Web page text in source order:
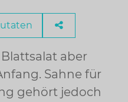
aber
Sahne für
gehört jedoch